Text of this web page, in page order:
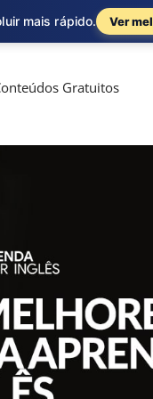
Gratuitos
mais rápido. Ver